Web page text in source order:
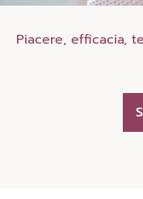
Piacere, efficacia,